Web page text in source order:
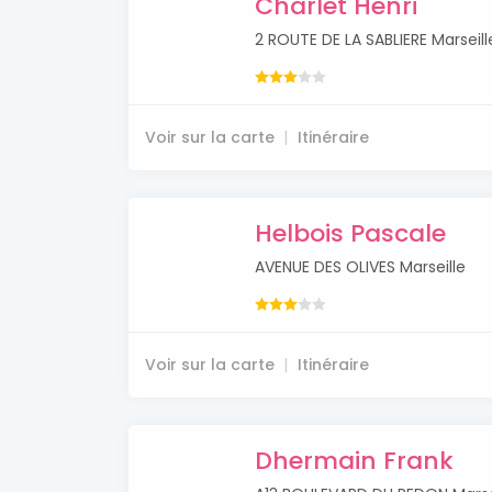
2 ROUTE DE LA SABLIERE
Voir sur la carte Itinéraire
Helbois Pascale
AVENUE DES OLIVES Marseille
Voir sur la carte Itinéraire
Dhermain Frank